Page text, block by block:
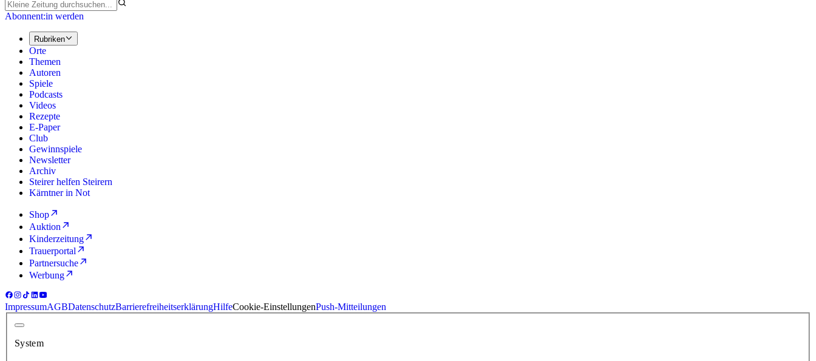
Abonnent:in werden
Rubriken
Orte
Themen
Autoren
Spiele
Podcasts
Videos
Rezepte
E-Paper
Club
Gewinnspiele
Newsletter
Archiv
Steirer helfen Steirern
Kärntner in Not
Shop
Auktion
Kinderzeitung
Trauerportal
Partnersuche
Werbung
ImpressumAGBDatenschutzBarrierefreiheitserklärungHilfeCookie-EinstellungenPush-Mitteilungen
System